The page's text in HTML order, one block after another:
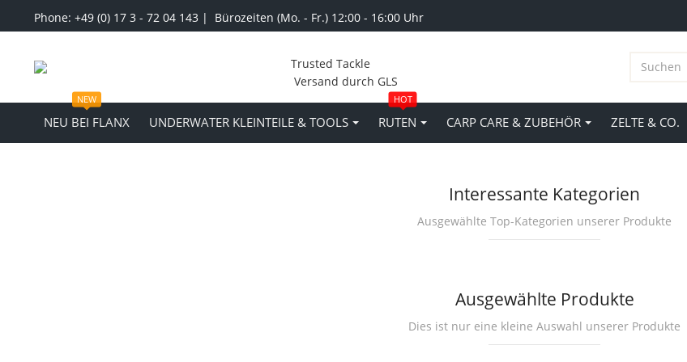
Phone: +49 (0) 17 3 - 72 04 143 | Bürozeiten (Mo. - Fr.) 12:00 - 16:00 Uhr
Trusted Tackle
Versand durch GLS
NEU BEI FLANX
NEW
UNDERWATER KLEINTEILE & TOOLS RUTEN
HOT
CARP CARE & ZUBEHÖR ZELTE & CO.
Interessante Kategorien
Ausgewählte Top-Kategorien unserer Produkte
Ausgewählte Produkte
Dies ist nur eine kleine Auswahl unserer Produkte